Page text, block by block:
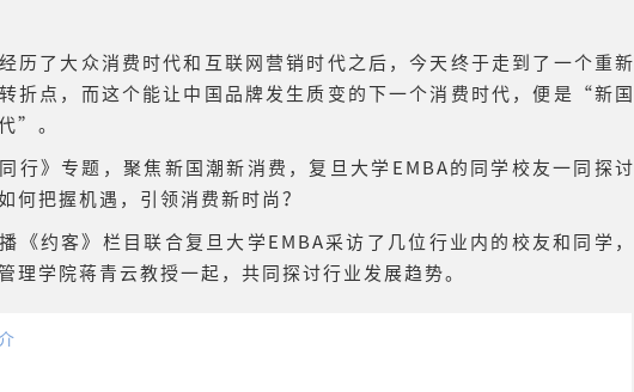
历了大众消费时代和互联网营销时代之后，今天终于走到了一个重新
折点，而这个能让中国品牌发生质变的下一个消费时代，便是“新国
”。
行》专题，聚焦新国潮新消费，复旦大学EMBA的同学校友一同探讨
何把握机遇，引领消费新时尚？
《约客》栏目联合复旦大学EMBA采访了几位行业内的校友和同学，
理学院蒋青云教授一起，共同探讨行业发展趋势。